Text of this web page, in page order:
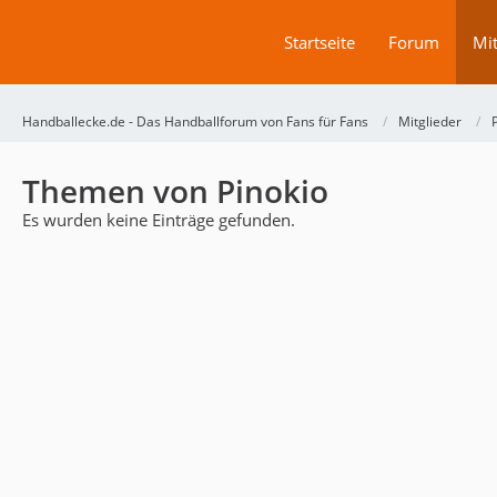
Startseite Forum
Handballecke.de - Das Handballforum von Fans für Fans Mitglieder
Themen von Pinokio
Es wurden keine Einträge gefunden.